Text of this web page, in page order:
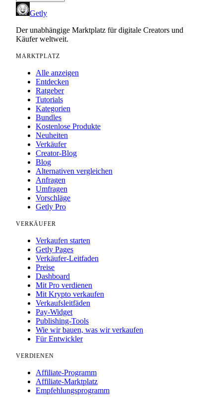
Getly
Der unabhängige Marktplatz für digitale Creators und
Käufer weltweit.
MARKTPLATZ
Alle anzeigen
Entdecken
Ratgeber
Tutorials
Kategorien
Bundles
Kostenlose Produkte
Neuheiten
Verkäufer
Creator-Blog
Blog
Alternativen vergleichen
Anfragen
Umfragen
Vorschläge
Getly Pro
VERKÄUFER
Verkaufen starten
Getly Pages
Verkäufer-Leitfaden
Preise
Dashboard
Mit Pro verdienen
Mit Krypto verkaufen
Verkaufsleitfäden
Pay-Widget
Publishing-Tools
Wie wir bauen, was wir verkaufen
Für Entwickler
VERDIENEN
Affiliate-Programm
Affiliate-Marktplatz
Empfehlungsprogramm